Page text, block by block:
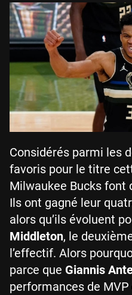
Considérés parmi les
favoris pour le titre
Milwaukee Bucks font
Ils ont gagné leur
alors qu’ils évoluent
Middleton, le
l’effectif. Alors
parce que Giannis
performances de